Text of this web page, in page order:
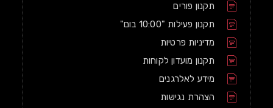
תקנון פורים
תקנון פעילות "10:00 בום"
מדיניות פרטיות
תקנון מועדון לקוחות
מידע לאלרגנים
הצהרת נגישות